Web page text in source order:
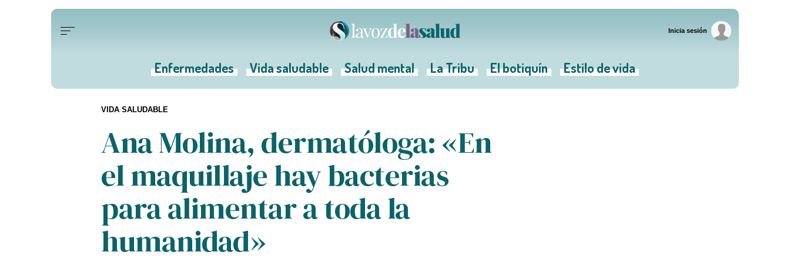
Inicia sesión
Enfermedades Vida saludable Salud mental La Tribu El botiquín Estilo de vida
Ana Molina, dermatóloga: «En
el maquillaje hay bacterias
para alimentar a toda la
humanidad»
VIDA SALUDABLE